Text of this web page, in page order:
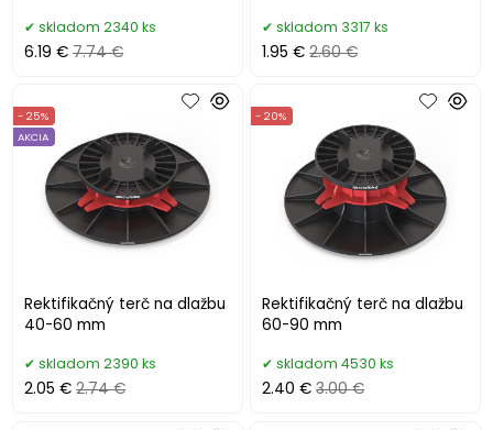
skladom 2340 ks
6.19 € 7.74 €
skladom 3317 ks
1.95 € 2.60 €
Rektifikačný terč na dlažbu
40-60 mm
- 25%
AKCIA
skladom 2390 ks
2.05 € 2.74 €
Rektifikačný terč na dlažbu
60-90 mm
- 20%
skladom 4530 ks
2.40 € 3.00 €